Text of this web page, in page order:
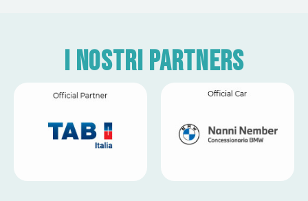
I nostri partners